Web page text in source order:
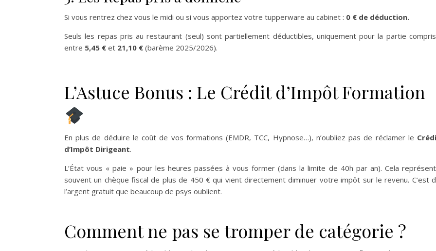
Si vous rentrez chez vous le midi ou si vous apportez votre tupperware au cabinet : 0 € de déduction.
Seuls les repas pris au restaurant (seul) sont partiellement déductibles, uniquement pour la partie
entre 5,45 € et 21,10 € (barème 2025/2026).
L’Astuce Bonus : Le Crédit d’Impôt Formation
En plus de déduire le coût de vos formations (EMDR, TCC, Hypnose…), n’oubliez pas de réclamer le
d’Impôt Dirigeant.
L’État vous « paie » pour les heures passées à vous former (dans la limite de 40h par an). Cela
souvent un chèque fiscal de plus de 450 € qui vient directement diminuer votre impôt sur le revenu. C’est
l’argent gratuit que beaucoup de psys oublient.
Comment ne pas se tromper de catégorie ?